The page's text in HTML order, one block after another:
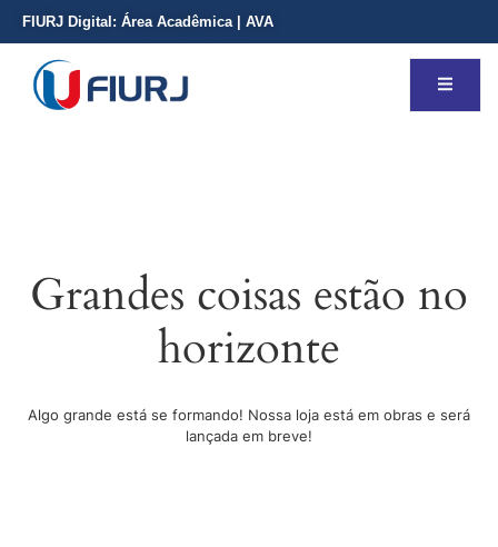
FIURJ Digital: Área Acadêmica AVA
Grandes coisas estão no
horizonte
Algo grande está se formando! Nossa loja está em obras e será
lançada em breve!